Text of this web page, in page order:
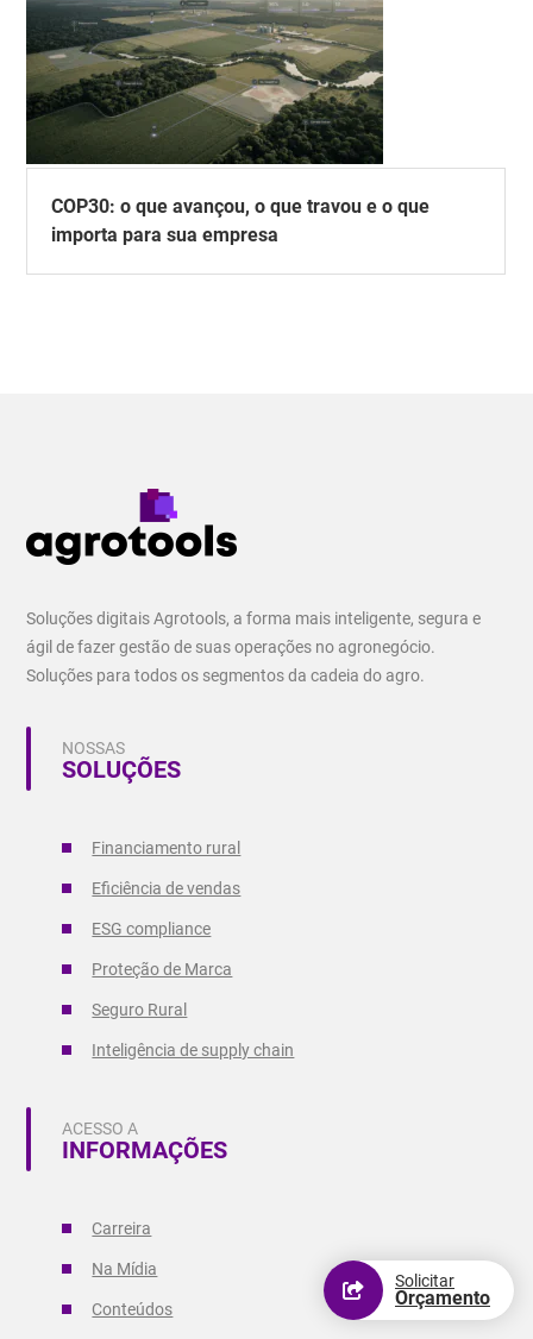
COP30: o que avançou, o que travou e o que
importa para sua empresa
Soluções digitais Agrotools, a forma mais inteligente, segura e
ágil de fazer gestão de suas operações no agronegócio.
Soluções para todos os segmentos da cadeia do agro.
NOSSAS
SOLUÇÕES
Financiamento rural
Eficiência de vendas
ESG compliance
Proteção de Marca
Seguro Rural
Inteligência de supply chain
ACESSO A
INFORMAÇÕES
Carreira
Na Mídia
Conteúdos
Solicitar
Orçamento